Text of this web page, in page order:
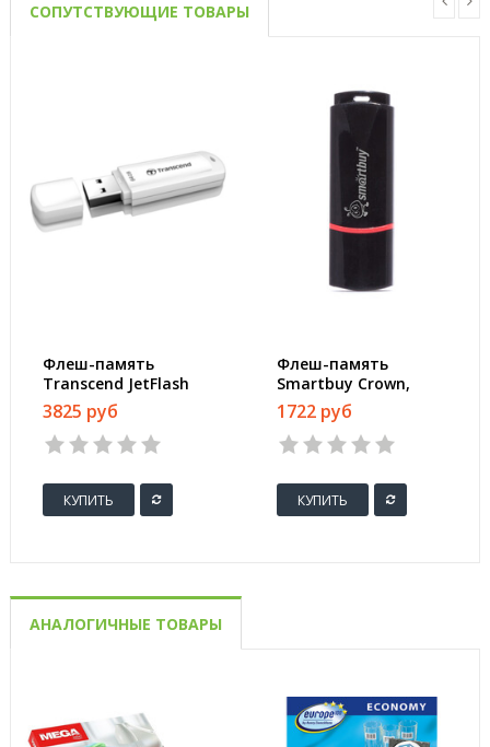
СОПУТСТВУЮЩИЕ ТОВАРЫ
Флеш-память
Transcend JetFlash
730, 64Gb, USB 3.1 G1,
бел, TS64GJF730
3825 руб
КУПИТЬ
Флеш-память
Smartbuy Crown,
64Gb, USB 2.0, чер,
SB64GBCRW-K
1722 руб
КУПИТЬ
АНАЛОГИЧНЫЕ ТОВАРЫ